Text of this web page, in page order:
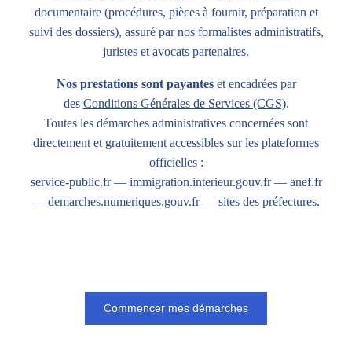
documentaire (procédures, pièces à fournir, préparation et
suivi des dossiers), assuré par nos formalistes administratifs,
juristes et avocats partenaires.
Nos prestations sont payanteset encadrées par
des Conditions Générales de Services (CGS).
Toutes les démarches administratives concernées sont
directement et gratuitement accessibles sur les plateformes
officielles :
service-public.fr— immigration.interieur.gouv.fr— anef.fr
— demarches.numeriques.gouv.fr— sites des préfectures.
Commencer mes démarches